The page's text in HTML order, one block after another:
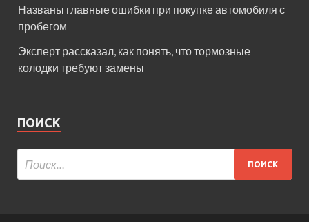
Названы главные ошибки при покупке автомобиля с
пробегом
Эксперт рассказал, как понять, что тормозные
колодки требуют замены
ПОИСК